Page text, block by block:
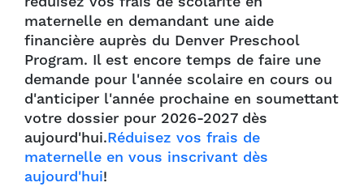
maternelle en demandant une aide
financière auprès du Denver Preschool
Program. Il est encore temps de faire une
demande pour l'année scolaire en cours ou
d'anticiper l'année prochaine en soumettant
votre dossier pour 2026-2027 dès
aujourd'hui.Réduisez vos frais de
maternelle en vous inscrivant dès
aujourd'hui!